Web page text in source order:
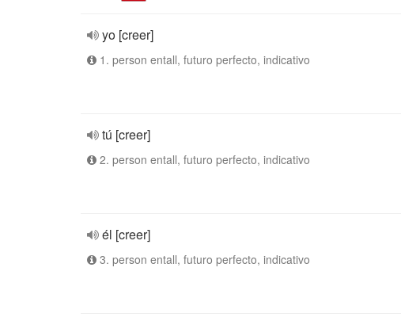
yo [creer]
1. person entall, futuro perfecto, indicativo
tú [creer]
2. person entall, futuro perfecto, indicativo
él [creer]
3. person entall, futuro perfecto, indicativo